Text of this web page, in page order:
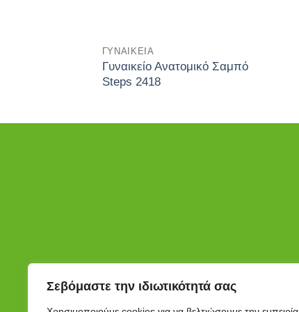
Σεβόμαστε την ιδιωτικότητά σας
ΓΥΝΑΙΚΕΊΑ
Γυναικείο Ανατομικό Σαμπό
Steps 2418